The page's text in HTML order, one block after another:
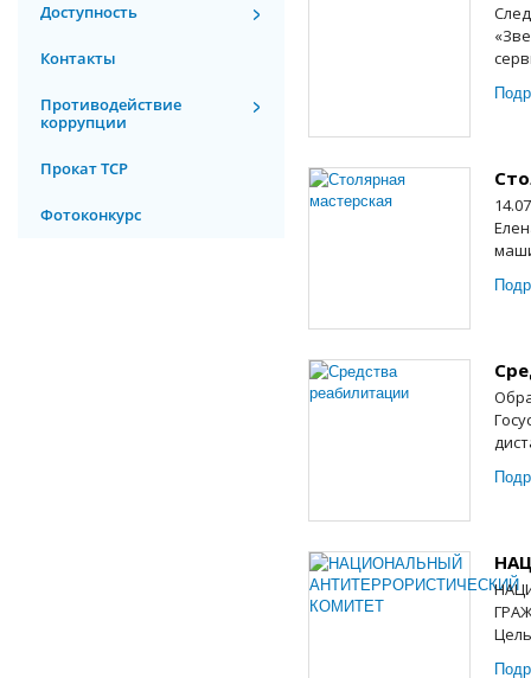
Доступность
Контакты
Противодействие
коррупции
Прокат ТСР
Фотоконкурс